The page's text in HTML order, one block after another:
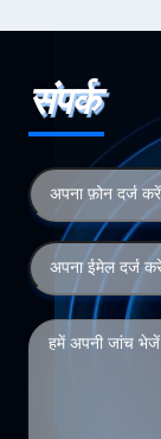
संपर्क